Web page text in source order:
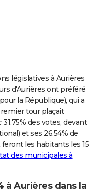
législatives à Aurières
d'Aurières ont préféré
la République), qui a
tour plaçait
des votes, devant
et ses 26.54% de
feront les habitants les 15
des municipales à
à Aurières dans la